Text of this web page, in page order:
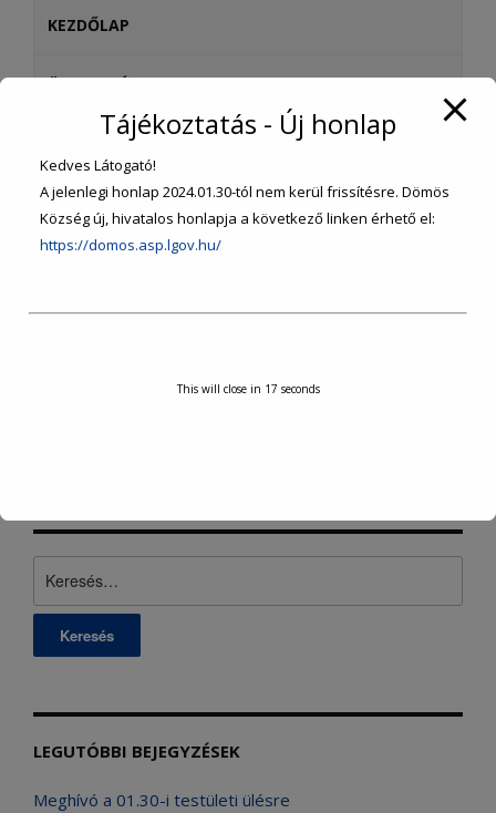
KEZDŐLAP
ÖNKORMÁNYZAT
ÜGYINTÉZÉS
SZOLGÁLTATÁSOK
KÖZÉRDEKŰ ADATOK
LEGUTÓBBI BEJEGYZÉSEK
Meghívó a 01.30-i testületi ülésre
Tájékoztatás - Új honlap
Kedves Látogató!
A jelenlegi honlap 2024.01.30-tól nem kerül frissítésre. Dömös
Község új, hivatalos honlapja a következő linken érhető el:
https://domos.asp.lgov.hu/
This will close in 16 seconds